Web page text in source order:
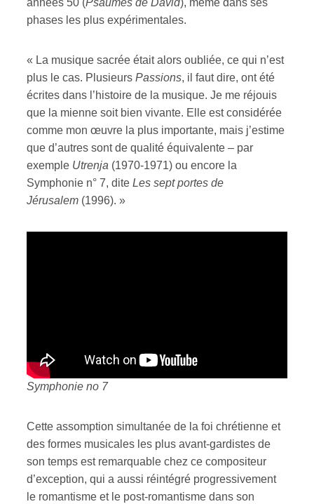
phases les plus expérimentales.
« La musique sacrée était alors oubliée, ce qui n’est
plus le cas. Plusieurs Passions, il faut dire, ont été
écrites dans l’histoire de la musique. Je me réjouis
que la mienne soit bien vivante. Elle est considérée
comme mon œuvre la plus importante, mais j’estime
que d’autres sont de qualité équivalente – par
exemple Utrenja (1970-1971) ou encore la
Symphonie n° 7, dite Les sept portes de
Jérusalem (1996). »
Symphonie no 7
Cette assomption simultanée de la foi chrétienne et
des formes musicales les plus avant-gardistes de
son temps est remarquable chez ce compositeur
d’exception, qui a aussi réintégré progressivement
le romantisme et le post-romantisme dans son